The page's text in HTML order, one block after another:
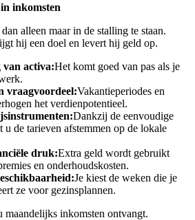
inkomsten
alleen maar in de stalling te staan.
hij een doel en levert hij geld op.
van activa:Het komt goed van pas als je
vraagvoordeel:Vakantieperiodes en
het verdienpotentieel.
Dankzij de eenvoudige
de tarieven afstemmen op de lokale
druk:Extra geld wordt gebruikt
en onderhoudskosten.
Je kiest de weken die je
ze voor gezinsplannen.
inkomsten ontvangt.